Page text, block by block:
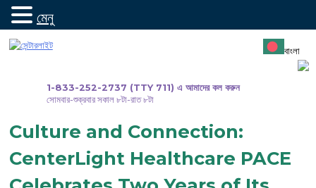
যান
1-833-252-2737 (TTY 711) এ আমাদের কল করুন
সোমবার-শুক্রবার সকাল ৮টা-রাত ৮টা
বাংলা
Culture and Connection:
CenterLight Healthcare PACE
মেনু